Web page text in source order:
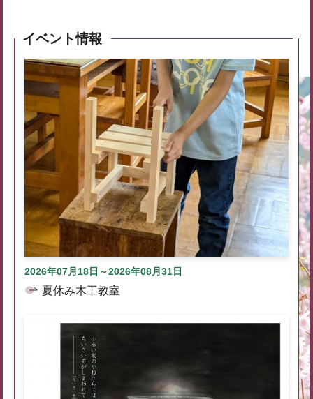
イベント情報
2026年07月18日～2026年08月31日
夏休み木工教室